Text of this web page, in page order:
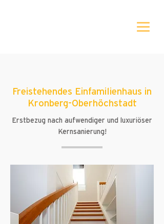
Freistehendes Einfamilienhaus in
Kronberg-Oberhöchstadt
Erstbezug nach aufwendiger und luxuriöser
Kernsanierung!